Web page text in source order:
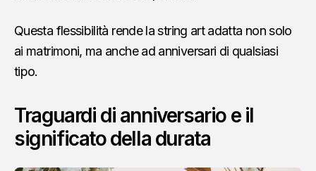
Questa flessibilità rende la string art adatta non solo
ai matrimoni, ma anche ad anniversari di qualsiasi
tipo.
Traguardi di anniversario e il
significato della durata